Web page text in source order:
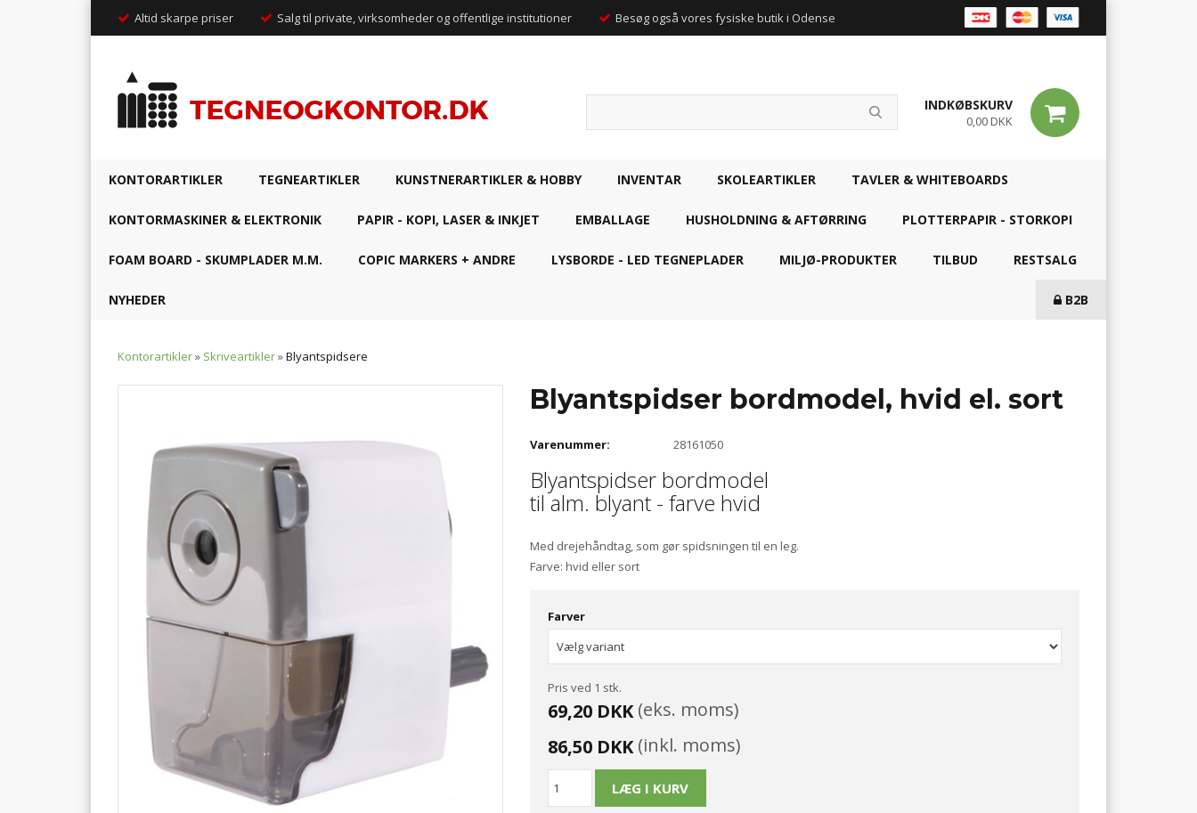
Altid skarpe priser Salg til private, virksomheder og offentlige institutioner Besøg også vores fysiske butik i Odense
INDKØBSKURV
0,00 DKK
KONTORARTIKLER TEGNEARTIKLER KUNSTNERARTIKLER & HOBBY INVENTAR SKOLEARTIKLER TAVLER & WHITEBOARDS
KONTORMASKINER & ELEKTRONIK PAPIR - KOPI, LASER & INKJET EMBALLAGE HUSHOLDNING & AFTØRRING PLOTTERPAPIR - STORKOPI
FOAM BOARD - SKUMPLADER M.M. COPIC MARKERS + ANDRE LYSBORDE - LED TEGNEPLADER MILJØ-PRODUKTER TILBUD RESTSALG
NYHEDER B2B
Kontorartikler» Skriveartikler»Blyantspidsere
Blyantspidser bordmodel, hvid el. sort
Varenummer: 28161050
Blyantspidser bordmodel
til alm. blyant - farve hvid
Med drejehåndtag, som gør spidsningen til en leg.
Farve: hvid eller sort
Farver
Pris ved 1 stk.
69,20 DKK(eks. moms)
86,50 DKK(inkl. moms)